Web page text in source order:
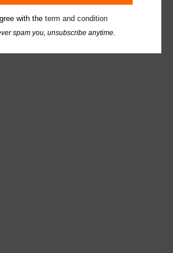
with the term and condition
spam you, unsubscribe anytime.